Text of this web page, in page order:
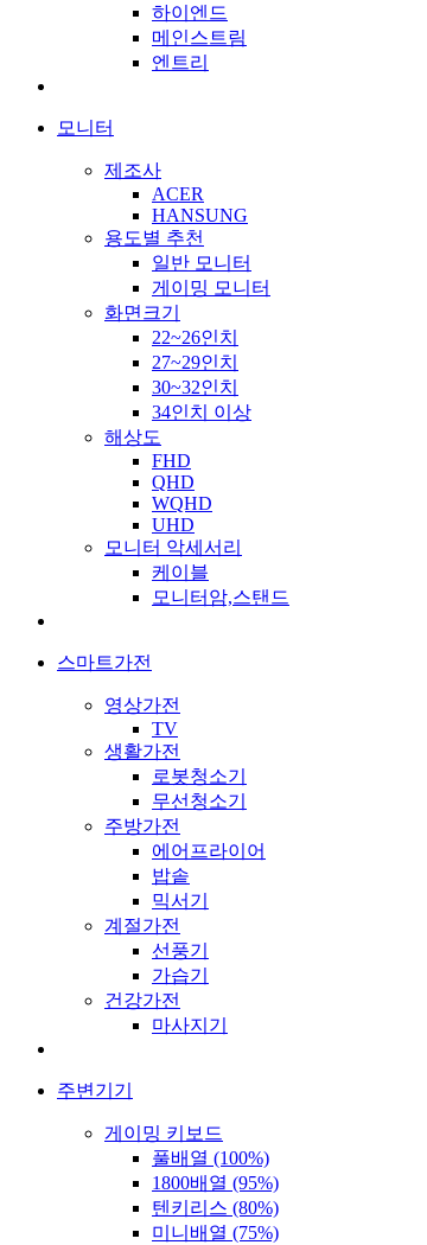
하이엔드
메인스트림
엔트리
모니터
제조사
ACER
HANSUNG
용도별 추천
일반 모니터
게이밍 모니터
화면크기
22~26인치
27~29인치
30~32인치
34인치 이상
해상도
FHD
QHD
WQHD
UHD
모니터 악세서리
케이블
모니터암,스탠드
스마트가전
영상가전
TV
생활가전
로봇청소기
무선청소기
주방가전
에어프라이어
밥솥
믹서기
계절가전
선풍기
가습기
건강가전
마사지기
주변기기
게이밍 키보드
풀배열 (100%)
1800배열 (95%)
텐키리스 (80%)
미니배열 (75%)